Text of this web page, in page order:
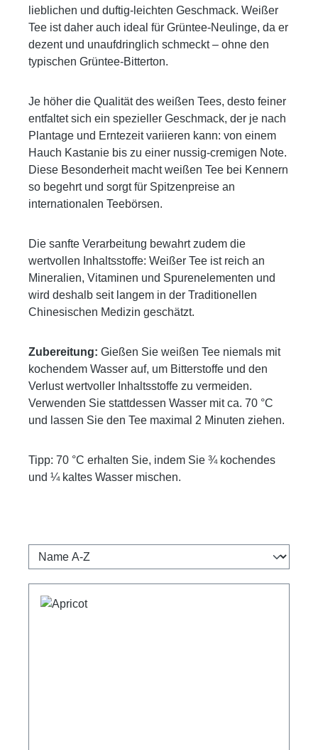
lieblichen und duftig-leichten Geschmack. Weißer
Tee ist daher auch ideal für Grüntee-Neulinge, da er
dezent und unaufdringlich schmeckt – ohne den
typischen Grüntee-Bitterton.
Je höher die Qualität des weißen Tees, desto feiner
entfaltet sich ein spezieller Geschmack, der je nach
Plantage und Erntezeit variieren kann: von einem
Hauch Kastanie bis zu einer nussig-cremigen Note.
Diese Besonderheit macht weißen Tee bei Kennern
so begehrt und sorgt für Spitzenpreise an
internationalen Teebörsen.
Die sanfte Verarbeitung bewahrt zudem die
wertvollen Inhaltsstoffe: Weißer Tee ist reich an
Mineralien, Vitaminen und Spurenelementen und
wird deshalb seit langem in der Traditionellen
Chinesischen Medizin geschätzt.
Zubereitung: Gießen Sie weißen Tee niemals mit
kochendem Wasser auf, um Bitterstoffe und den
Verlust wertvoller Inhaltsstoffe zu vermeiden.
Verwenden Sie stattdessen Wasser mit ca. 70 °C
und lassen Sie den Tee maximal 2 Minuten ziehen.
Tipp: 70 °C erhalten Sie, indem Sie ¾ kochendes
und ¼ kaltes Wasser mischen.